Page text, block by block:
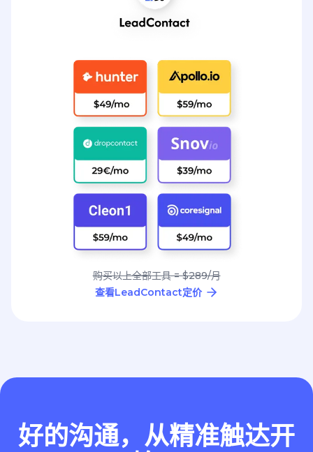
购买以上全部工具 = $289/月
查看LeadContact定价
好的沟通，从精准触达开